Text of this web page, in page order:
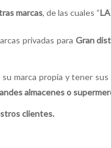
marcas, de las cuales “
privadas para Gran
marca propia y tener
almacenes o
clientes.